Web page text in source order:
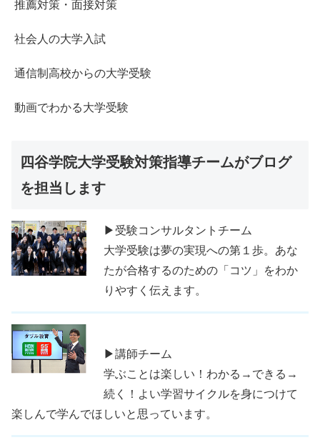
推薦対策・面接対策
社会人の大学入試
通信制高校からの大学受験
動画でわかる大学受験
四谷学院大学受験対策指導チームがブログ
を担当します
▶受験コンサルタントチーム
大学受験は夢の実現への第１歩。あな
たが合格するのための「コツ」をわか
りやすく伝えます。
▶講師チーム
学ぶことは楽しい！わかる→できる→
続く！よい学習サイクルを身につけて
楽しんで学んでほしいと思っています。